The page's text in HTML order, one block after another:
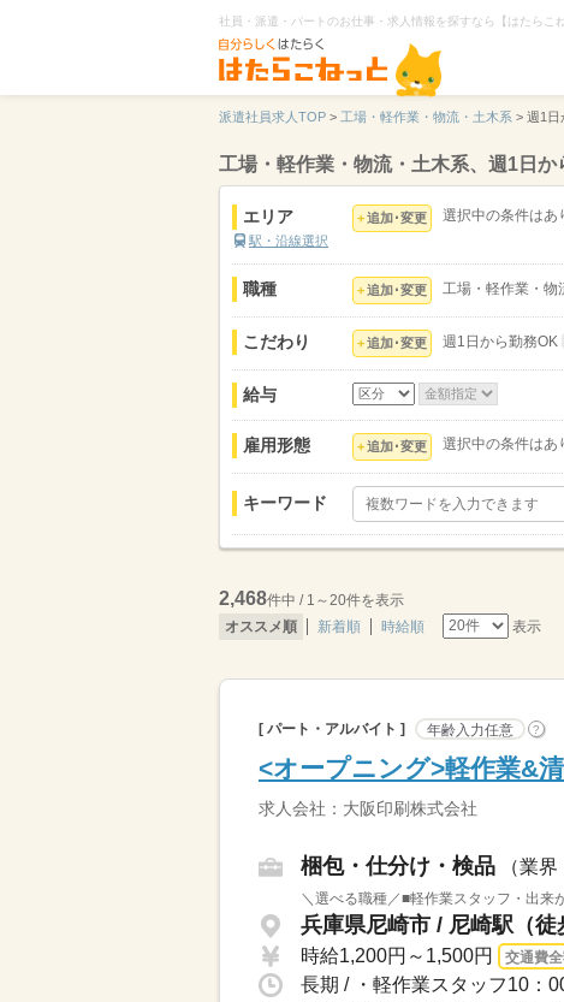
社員・派遣・パートのお仕事・求人情報を探すなら【はたらこ
派遣社員求人TOP > 工場・軽作業・物流・土木系 > 週1日
工場・軽作業・物流・土木系、週1日
エリア
駅・沿線選択
追加･変更 選択中の条件はあ
職種 追加･変更 工場・軽作業・物
こだわり 追加･変更 週1日から勤務OK
給与
雇用形態 追加･変更 選択中の条件はあ
キーワード
2,468件中 / 1～20件を表示
オススメ順
新着順 時給順 表示
[ パート・アルバイト ] 年齢入力任意 ?
<オープニング>軽作業&
求人会社：大阪印刷株式会社
梱包・仕分け・検品 （業
＼選べる職種／■軽作業スタッフ・出来
兵庫県尼崎市 / 尼崎駅（徒
時給1,200円～1,500円 交通費